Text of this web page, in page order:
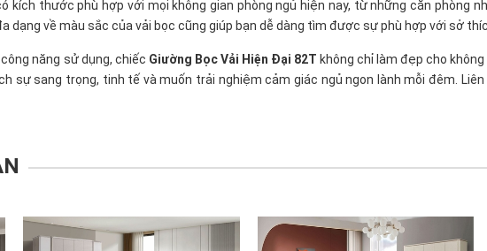
kích thước phù hợp với mọi không gian phòng ngủ hiện nay, từ những căn phòng
dạng về màu sắc của vải bọc cũng giúp bạn dễ dàng tìm được sự phù hợp với sở
năng sử dụng, chiếc Giường Bọc Vải Hiện Đại 82T không chỉ làm đẹp cho
sự sang trọng, tinh tế và muốn trải nghiệm cảm giác ngủ ngon lành mỗi đêm.